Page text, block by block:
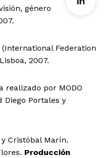
género
Federation
2007.
realizado por MODO
Diego Portales y
Cristóbal Marín.
Producción